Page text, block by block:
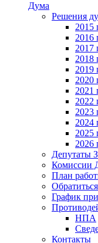
Дума
Решения
2015
2016
2017
2018
2019
2020
2021
2022
2023
2024
2025
2026
Депутаты
Комиссии
План
График
НПА
Контакты